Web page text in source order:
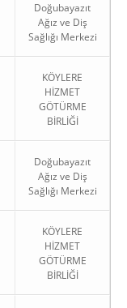
Doğubayazıt
Ağız ve Diş
Sağlığı Merkezi
KÖYLERE
HİZMET
GÖTÜRME
BİRLİĞİ
Doğubayazıt
Ağız ve Diş
Sağlığı Merkezi
KÖYLERE
HİZMET
GÖTÜRME
BİRLİĞİ